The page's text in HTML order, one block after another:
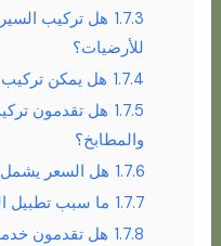
1.7.3 هل تركيب
للأرضيات؟
1.7.4 هل يمكن
1.7.5 هل تقدمون
والمطابخ؟
1.7.6 هل السعر يشمل
1.7.7 ما سبب تطبيل
1.7.8 هل تقدمون